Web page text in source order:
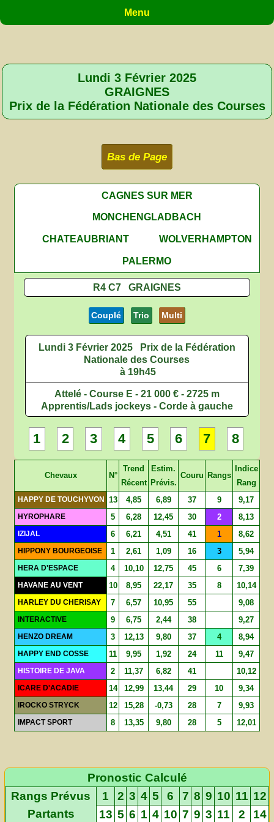
Menu
Lundi 3 Février 2025
GRAIGNES
Prix de la Fédération Nationale des Courses
Bas de Page
CAGNES SUR MER
MONCHENGLADBACH
CHATEAUBRIANT
WOLVERHAMPTON
PALERMO
R4 C7 GRAIGNES
Couplé Trio Multi
Lundi 3 Février 2025
Prix de la Fédération
Nationale des Courses
à 19h45
Attelé - Course E - 21 000 € - 2725 m
Apprentis/Lads jockeys - Corde à gauche
1 2 3 4 5 6 7 8
Chevaux N°
Trend
Récent
Estim.
Prévis.
Couru Rangs
Indice
Rang
HAPPY DE TOUCHYVON 13 4,85 6,89 37 9 9,17
HYROPHARE 5 6,28 12,45 30 2 8,13
IZIJAL 6 6,21 4,51 41 1 8,62
HIPPONY BOURGEOISE 1 2,61 1,09 16 3 5,94
HERA D'ESPACE 4 10,10 12,75 45 6 7,39
HAVANE AU VENT 10 8,95 22,17 35 8 10,14
HARLEY DU CHERISAY 7 6,57 10,95 55 9,08
INTERACTIVE 9 6,75 2,44 38 9,27
HENZO DREAM 3 12,13 9,80 37 4 8,94
HAPPY END COSSE 11 9,95 1,92 24 11 9,47
HISTOIRE DE JAVA 2 11,37 6,82 41 10,12
ICARE D'ACADIE 14 12,99 13,44 29 10 9,34
IROCKO STRYCK 12 15,28 -0,73 28 7 9,93
IMPACT SPORT 8 13,35 9,80 28 5 12,01
Pronostic Calculé
Rangs Prévus
1 2 3 4 5 6 7 8 9 10 11 12
Partants
13 5 6 1 4 10 7 9 3 11 2
14